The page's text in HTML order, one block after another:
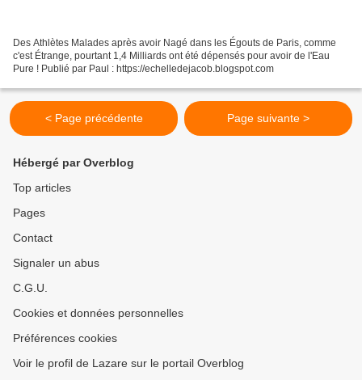
Des Athlètes Malades après avoir Nagé dans les Égouts de Paris, comme
c'est Étrange, pourtant 1,4 Milliards ont été dépensés pour avoir de l'Eau
Pure ! Publié par Paul : https://echelledejacob.blogspot.com
< Page précédente Page suivante >
Hébergé par Overblog
Top articles
Pages
Contact
Signaler un abus
C.G.U.
Cookies et données personnelles
Préférences cookies
Voir le profil de Lazare sur le portail Overblog